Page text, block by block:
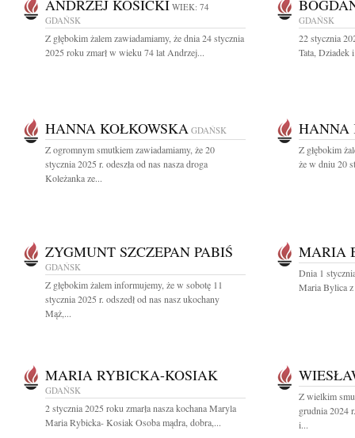
ANDRZEJ KOSICKI WIEK: 74
GDAŃSK
Z głębokim żalem zawiadamiamy, że dnia 24 stycznia
2025 roku zmarł w wieku 74 lat Andrzej...
GDAŃSK
22 stycznia
Tata, Dziadek
HANNA KOŁKOWSKA GDAŃSK
Z ogromnym smutkiem zawiadamiamy, że 20
stycznia 2025 r. odeszła od nas nasza droga
Koleżanka ze...
HANNA
Z głębokim
że w dniu 20
ZYGMUNT SZCZEPAN PABIŚ
GDAŃSK
Z głębokim żalem informujemy, że w sobotę 11
stycznia 2025 r. odszedł od nas nasz ukochany
Mąż,...
MARIA
Dnia 1
Maria Bylica
MARIA RYBICKA-KOSIAK
GDAŃSK
2 stycznia 2025 roku zmarła nasza kochana Maryla
Maria Rybicka- Kosiak Osoba mądra, dobra,...
Z wielkim
grudnia 2024
i...